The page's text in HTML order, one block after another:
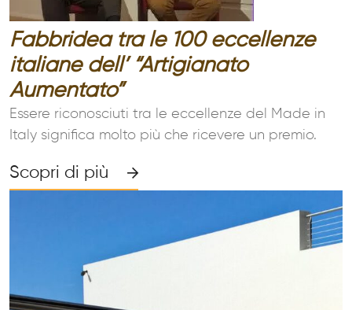
Fabbridea tra le 100 eccellenze
italiane dell’ “Artigianato
Aumentato”
Essere riconosciuti tra le eccellenze del Made in
Italy significa molto più che ricevere un premio.
Scopri di più